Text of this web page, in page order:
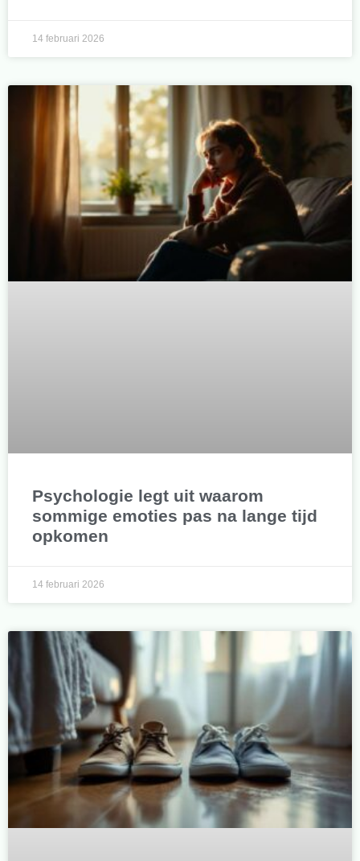
14 februari 2026
Psychologie legt uit waarom
sommige emoties pas na lange tijd
opkomen
14 februari 2026